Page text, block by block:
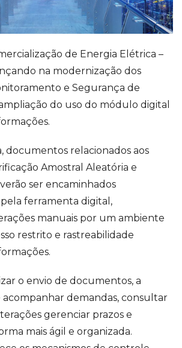
de Energia Elétrica –
na modernização dos
e Segurança de
do uso do módulo digital
documentos relacionados aos
Amostral Aleatória e
ser encaminhados
ferramenta digital,
manuais por um ambiente
restrito e rastreabilidade
o envio de documentos, a
demandas, consultar
gerenciar prazos e
mais ágil e organizada.